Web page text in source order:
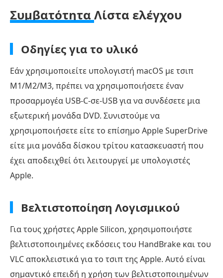
DVD
Mac
το
WinX
DVD
Ripper
Τρόπος
4.
Αντιγραφή
Mac
το
Leawo
DVD
Ripper
Συμβατότητα Λίστα ελέγχου
Οδηγίες για το υλικό
Εάν χρησιμοποιείτε υπολογιστή macOS με τσιπ
M1/M2/M3, πρέπει να χρησιμοποιήσετε έναν
προσαρμογέα USB-C-σε-USB για να συνδέσετε μια
εξωτερική μονάδα DVD. Συνιστούμε να
χρησιμοποιήσετε είτε το επίσημο Apple SuperDrive
είτε μια μονάδα δίσκου τρίτου κατασκευαστή που
έχει αποδειχθεί ότι λειτουργεί με υπολογιστές
Apple.
Βελτιστοποίηση Λογισμικού
Για τους χρήστες Apple Silicon, χρησιμοποιήστε
βελτιστοποιημένες εκδόσεις του HandBrake και του
VLC αποκλειστικά για το τσιπ της Apple. Αυτό είναι
σημαντικό επειδή η χρήση των βελτιστοποιημένων